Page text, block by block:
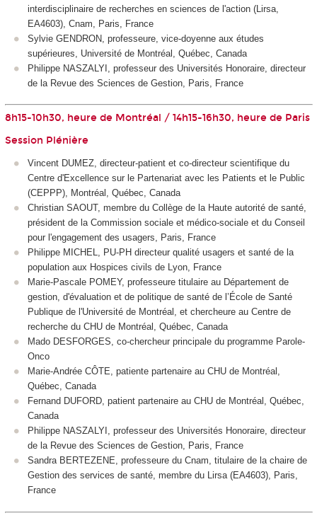
interdisciplinaire de recherches en sciences de l'action (Lirsa,
EA4603), Cnam, Paris, France
Sylvie GENDRON, professeure, vice-doyenne aux études
supérieures, Université de Montréal, Québec, Canada
Philippe NASZALYI, professeur des Universités Honoraire, directeur
de la Revue des Sciences de Gestion, Paris, France
8h15-10h30, heure de Montréal / 14h15-16h30, heure de Paris
Session Plénière
Vincent DUMEZ, directeur-patient et co-directeur scientifique du
Centre d'Excellence sur le Partenariat avec les Patients et le Public
(CEPPP), Montréal, Québec, Canada
Christian SAOUT, membre du Collège de la Haute autorité de santé,
président de la Commission sociale et médico-sociale et du Conseil
pour l'engagement des usagers, Paris, France
Philippe MICHEL, PU-PH directeur qualité usagers et santé de la
population aux Hospices civils de Lyon, France
Marie-Pascale POMEY, professeure titulaire au Département de
gestion, d'évaluation et de politique de santé de l’École de Santé
Publique de l'Université de Montréal, et chercheure au Centre de
recherche du CHU de Montréal, Québec, Canada
Mado DESFORGES, co-chercheur principale du programme Parole-
Onco
Marie-Andrée CÔTE, patiente partenaire au CHU de Montréal,
Québec, Canada
Fernand DUFORD, patient partenaire au CHU de Montréal, Québec,
Canada
Philippe NASZALYI, professeur des Universités Honoraire, directeur
de la Revue des Sciences de Gestion, Paris, France
Sandra BERTEZENE, professeure du Cnam, titulaire de la chaire de
Gestion des services de santé, membre du Lirsa (EA4603), Paris,
France